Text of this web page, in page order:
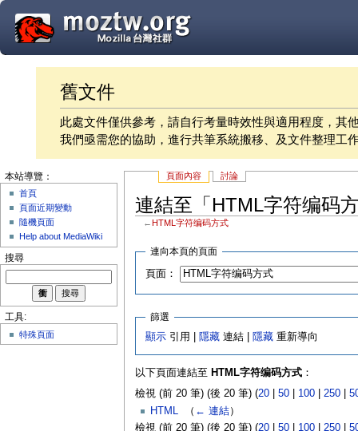
舊文件
此處文件僅供參考，請自行考量時效性與適用程度，其
我們亟需您的協助，進行共筆系統搬移、及文件整理工
頁面內容 討論
連結至「HTML字符编码
← HTML字符编码方式
連向本頁的頁面
頁面：
篩選
顯示 引用 | 隱藏 連結 | 隱藏 重新導向
以下頁面連結至 HTML字符编码方式：
檢視 (前 20 筆) (後 20 筆) (20| 50| 100| 250|
HTML‎ （ ← 連結）
檢視 (前 20 筆) (後 20 筆) (20| 50| 100| 250|
本站導覽：
首頁
頁面近期變動
隨機頁面
Help about MediaWiki
搜尋
工具:
特殊頁面